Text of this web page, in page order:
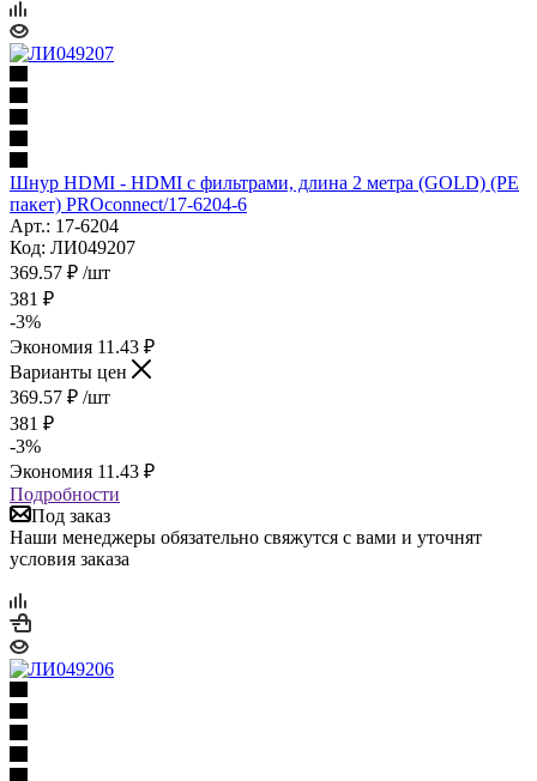
Шнур HDMI - HDMI с фильтрами, длина 2 метра (GOLD) (PE
пакет) PROconnect/17-6204-6
Арт.: 17-6204
Код: ЛИ049207
369.57 ₽ /шт
381 ₽
-3%
Экономия 11.43 ₽
Варианты цен
369.57 ₽ /шт
381 ₽
-3%
Экономия 11.43 ₽
Подробности
Под заказ
Наши менеджеры обязательно свяжутся с вами и уточнят
условия заказа